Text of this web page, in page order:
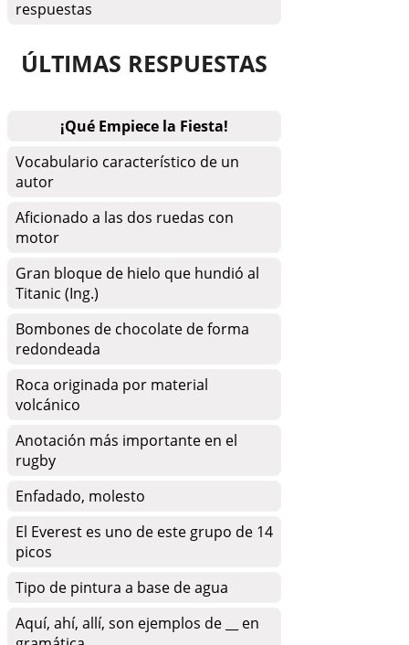
respuestas
ÚLTIMAS RESPUESTAS
¡Qué Empiece la Fiesta!
Vocabulario característico de un
autor
Aficionado a las dos ruedas con
motor
Gran bloque de hielo que hundió al
Titanic (Ing.)
Bombones de chocolate de forma
redondeada
Roca originada por material
volcánico
Anotación más importante en el
rugby
Enfadado, molesto
El Everest es uno de este grupo de 14
picos
Tipo de pintura a base de agua
Aquí, ahí, allí, son ejemplos de __ en